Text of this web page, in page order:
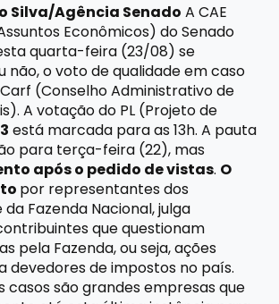
Silva/Agência Senado A CAE
Econômicos) do Senado
quarta-feira (23/08) se
não, o voto de qualidade em caso
(Conselho Administrativo de
A votação do PL (Projeto de
está marcada para as 13h. A pauta
para terça-feira (22), mas
após o pedido de vistas. O
por representantes dos
Fazenda Nacional, julga
que questionam
pela Fazenda, ou seja, ações
devedores de impostos no país.
casos são grandes empresas que